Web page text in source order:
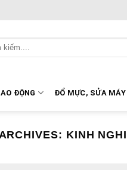
ĐỘNG ĐỔ MỰC, SỬA MÁY
KINH